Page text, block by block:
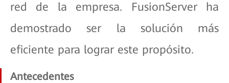
red de la empresa. FusionServer ha
demostrado ser la solución más
eficiente para lograr este propósito.
Antecedentes